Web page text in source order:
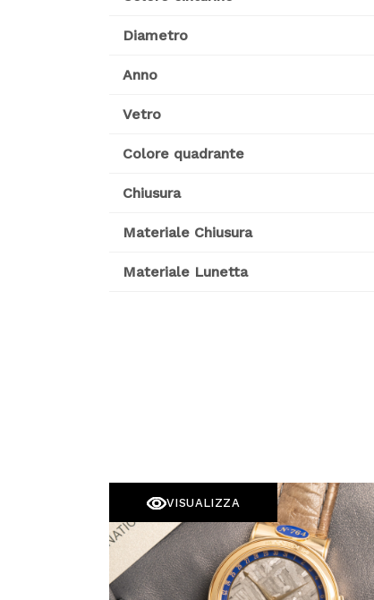
Diametro
Anno
Vetro
Colore quadrante
Chiusura
Materiale Chiusura
Materiale Lunetta
VISUALIZZA